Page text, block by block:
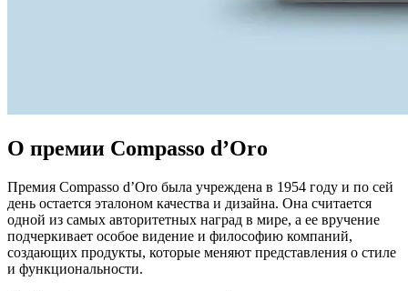
О премии Compasso d’Oro
Премия Compasso d’Oro была учреждена в 1954 году и по сей
день остается эталоном качества и дизайна. Она считается
одной из самых авторитетных наград в мире, а ее вручение
подчеркивает особое видение и философию компаний,
создающих продукты, которые меняют представления о стиле
и функциональности.